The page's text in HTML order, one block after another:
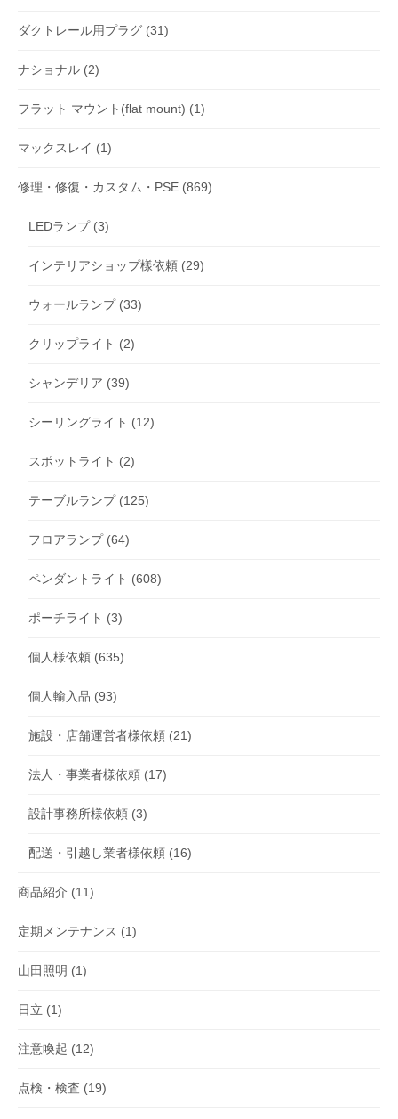
ダクトレール用プラグ (31)
ナショナル (2)
フラット マウント(flat mount) (1)
マックスレイ (1)
修理・修復・カスタム・PSE (869)
LEDランプ(3)
インテリアショップ樣依頼 (29)
ウォールランプ(33)
クリップライト (2)
シャンデリア (39)
シーリングライト (12)
スポットライト (2)
テーブルランプ(125)
フロアランプ(64)
ペンダントライト (608)
ポーチライト (3)
個人様依頼 (635)
個人輸入品 (93)
施設・店舗運営者様依頼 (21)
法人・事業者様依頼 (17)
設計事務所様依頼 (3)
配送・引越し業者様依頼 (16)
商品紹介 (11)
定期メンテナンス (1)
山田照明 (1)
日立 (1)
注意喚起 (12)
点検・検査 (19)